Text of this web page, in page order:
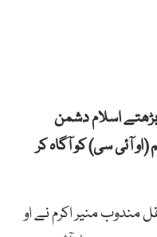
اسلام دشمن
آئی سی) کو آگاہ کر
مندوب منیر اکرم نے او